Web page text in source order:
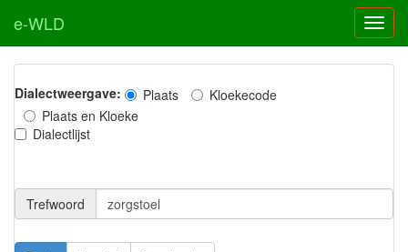
e-WLD
Dialectweergave: Plaats
Kloekecode
Plaats en Kloeke
Dialectlijst
Trefwoord